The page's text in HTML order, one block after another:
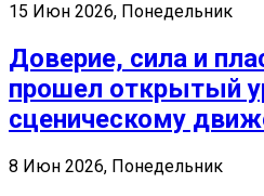
15 Июн 2026, Понедельник
Доверие, сила и
прошел открытый
сценическому
8 Июн 2026, Понедельник